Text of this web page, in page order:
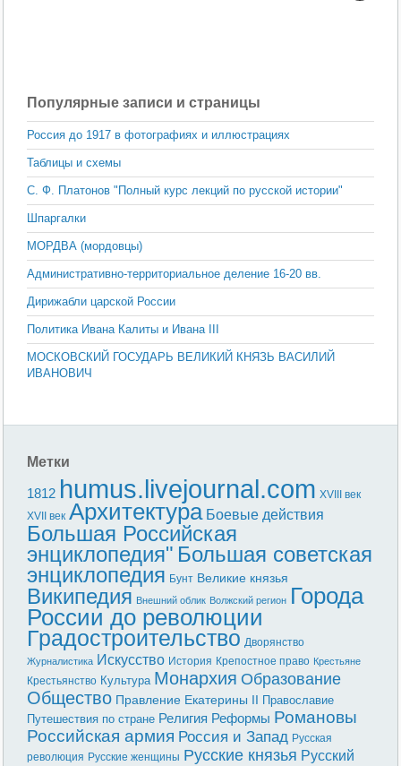
Популярные записи и страницы
Россия до 1917 в фотографиях и иллюстрациях
Таблицы и схемы
С. Ф. Платонов "Полный курс лекций по русской истории"
Шпаргалки
МОРДВА (мордовцы)
Административно-территориальное деление 16-20 вв.
Дирижабли царской России
Политика Ивана Калиты и Ивана III
МОСКОВСКИЙ ГОСУДАРЬ ВЕЛИКИЙ КНЯЗЬ ВАСИЛИЙ
ИВАНОВИЧ
Метки
1812 humus.livejournal.com XVIII век
XVII век Архитектура Боевые действия
Большая Российская
энциклопедия" Большая советская
энциклопедия Бунт Великие князья
Википедия Внешний облик Волжский регион Города
России до революции
Градостроительство Дворянство
Журналистика Искусство История Крепостное право Крестьяне
Крестьянство Культура Монархия Образование
Общество Правление Екатерины II Православие
Путешествия по стране Религия Реформы Романовы
Российская армия Россия и Запад Русская
революция Русские женщины Русские князья Русский